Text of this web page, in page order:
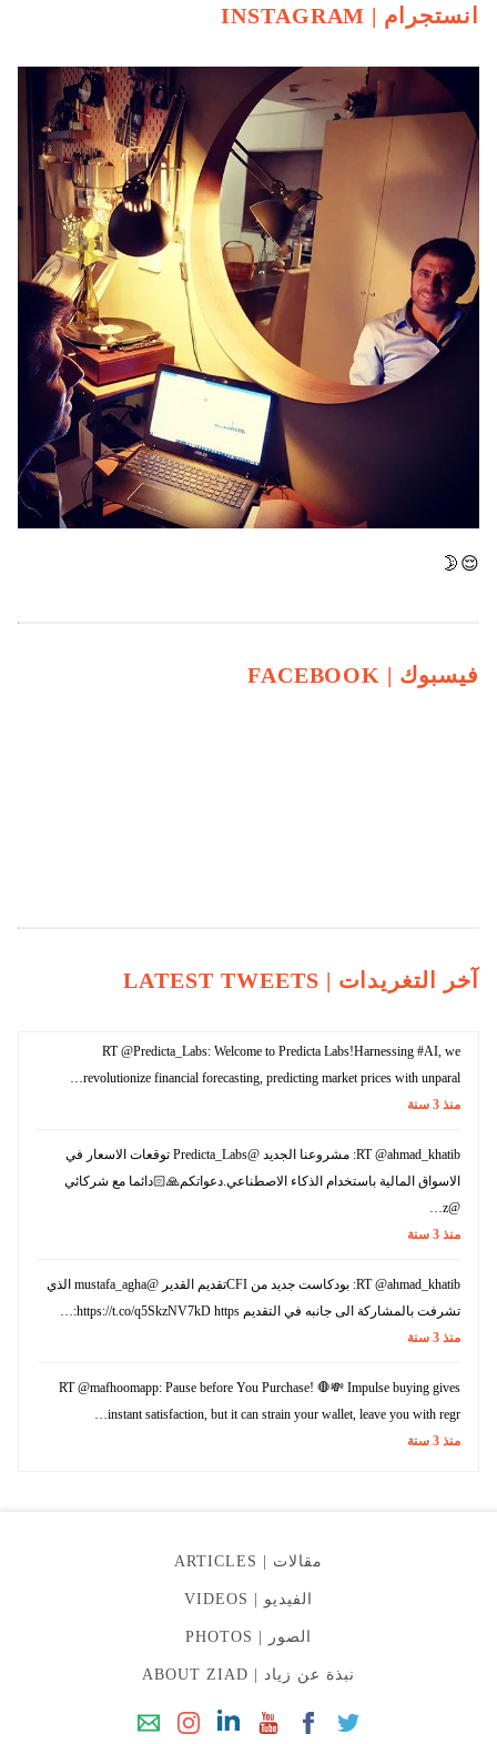
انستجرام | INSTAGRAM
😌🌛
فيسبوك | FACEBOOK
آخر التغريدات | LATEST TWEETS
RT @Predicta_Labs: Welcome to Predicta Labs!Harnessing #AI, we
revolutionize financial forecasting, predicting market prices with unparal…
منذ 3 سنة
RT @ahmad_khatib: مشروعنا الجديد @Predicta_Labs توقعات الاسعار في
الاسواق المالية باستخدام الذكاء الاصطناعي.دعواتكم🙏🏻دائما مع شركائي
@z…
منذ 3 سنة
RT @ahmad_khatib: بودكاست جديد من CFIتقديم القدير @mustafa_agha الذي
تشرفت بالمشاركة الى جانبه في التقديم https://t.co/q5SkzNV7kD https:…
منذ 3 سنة
RT @mafhoomapp: Pause before You Purchase! 🛑💸 Impulse buying gives
instant satisfaction, but it can strain your wallet, leave you with regr…
منذ 3 سنة
مقالات | ARTICLES
الفيديو | VIDEOS
الصور | PHOTOS
نبذة عن زياد | ABOUT ZIAD